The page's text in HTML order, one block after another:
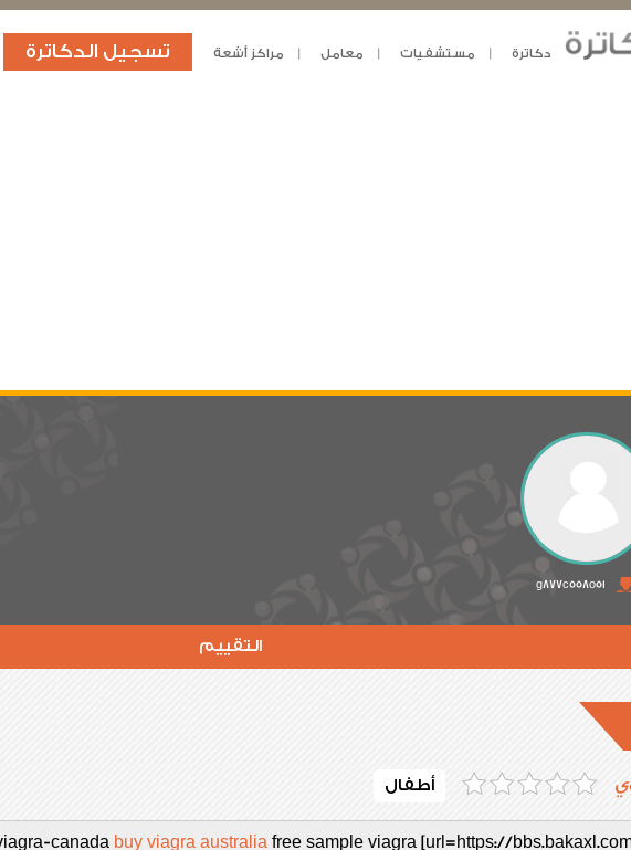
دكاترة مستشفيات معامل مراكز أشعة تسجيل الدكاترة
g877c558o51
التقييم
أطفال
canada buy viagra australia free sample viagra [url=https://